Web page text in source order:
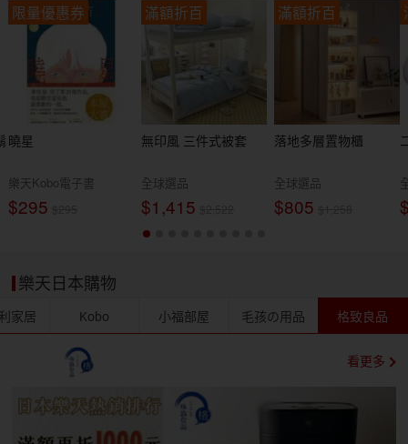
限量優惠券
曉星
樂天Kobo電子書
$295
滿額折百
無印風 三件式被套
全球選品
$1,415
滿額折百
落地多層置物櫃
全球選品
$805
樂天日本購物
家居 Kobo 小福部屋 毛孩の用品 格致良品
看更多